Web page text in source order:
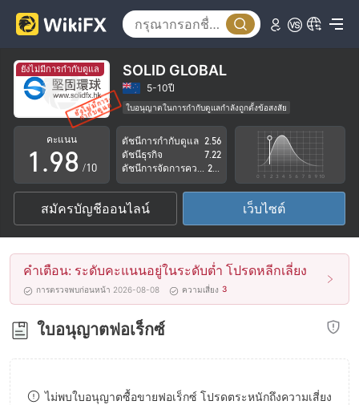
ยังไม่มีการกำกับดูแล SOLID GLOBAL
5-10ปี
ใบอนุญาตในการกำกับดูแลกำลังถูกตั้งข้อสงสัย
กลุ่มธุรกิจที่ต้องสงสัย
ระวังความเสี่ยงอันตรายที่อาจจะซ่อนอยู่
คะแนน
0
1
2
3
4
5
6
7
8
.
5
6
7
8
9
4
5
6
7
8
9
/10
ดัชนีการกำกับดูแล 2.56
ดัชนีธุรกิจ
7.22
สมัครบัญชีออนไลน์ เว็บไซต์
คำเตือน: ระดับคะแนนอยู่ในระดับต่ำ โปรดหลีกเลี่ยง
การตรวจพบก่อนหน้า 2026-08-08 ความเสี่ยง 3
ใบอนุญาตฟอเร็กซ์
ไม่พบใบอนุญาตซื้อขายฟอเร็กซ์ โปรดตระหนักถึงความเสี่ยง